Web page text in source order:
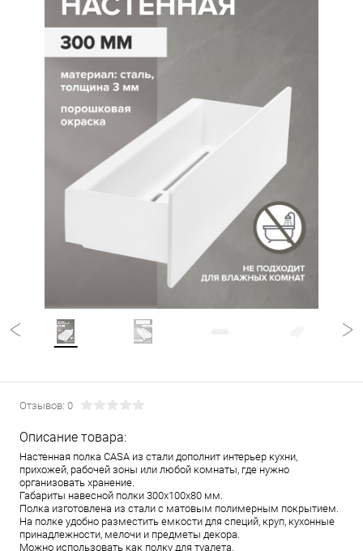
Отзывов: 0
Описание товара:
Настенная полка CASA из стали дополнит интерьер кухни,
прихожей, рабочей зоны или любой комнаты, где нужно
организовать хранение.
Габариты навесной полки 300х100х80 мм.
Полка изготовлена из стали с матовым полимерным покрытием.
На полке удобно разместить емкости для специй, круп, кухонные
принадлежности, мелочи и предметы декора.
Можно использовать как полку для туалета.